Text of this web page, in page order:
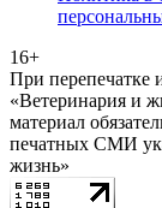
16+
При перепечатке
«Ветеринария и
материал
печатных СМИ
жизнь»